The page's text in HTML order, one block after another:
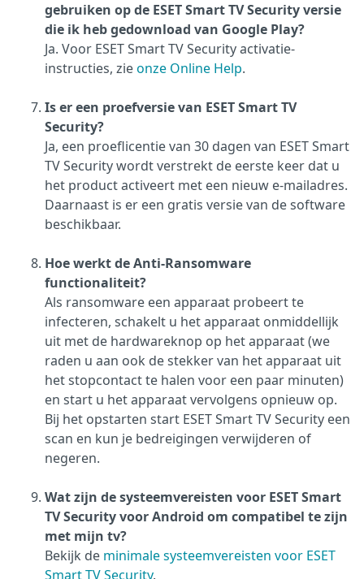
gebruiken op de ESET Smart TV Security versie
die ik heb gedownload van Google Play?
Ja. Voor ESET Smart TV Security activatie-
instructies, zieonze Online Help.
Is er een proefversie van ESET Smart TV
Security?
Ja, een proeflicentie van 30 dagen van ESET Smart
TV Security wordt verstrekt de eerste keer dat u
het product activeert met een nieuw e-mailadres.
Daarnaast is er een gratis versie van de software
beschikbaar.
Hoe werkt de Anti-Ransomware
functionaliteit?
Als ransomware een apparaat probeert te
infecteren, schakelt u het apparaat onmiddellijk
uit met de hardwareknop op het apparaat (we
raden u aan ook de stekker van het apparaat uit
het stopcontact te halen voor een paar minuten)
en start u het apparaat vervolgens opnieuw op.
Bij het opstarten start ESET Smart TV Security een
scan en kun je bedreigingen verwijderen of
negeren.
Wat zijn de systeemvereisten voor ESET Smart
TV Security voor Android om compatibel te zijn
met mijn tv?
Bekijk de minimale systeemvereisten voor ESET
Smart TV Security.